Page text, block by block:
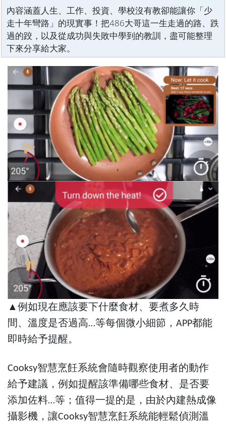
內容涵蓋人生、工作、投資、學校沒有教卻能讓你「少
走十年彎路」的現實事！把486大哥這一生走過的路、跌
過的跤，以及從成功與失敗中學到的教訓，盡可能整理
下來分享給大家。
▲例如現在應該要下什麼食材、要煮多久時
間、溫度是否過高…等每個微小細節，APP都能
即時給予提醒。
Cooksy智慧烹飪系統會隨時觀察使用者的動作
給予建議，例如提醒該準備哪些食材、是否要
添加佐料…等；值得一提的是，由於內建熱成像
攝影機，讓Cooksy智慧烹飪系統能輕鬆偵測溫